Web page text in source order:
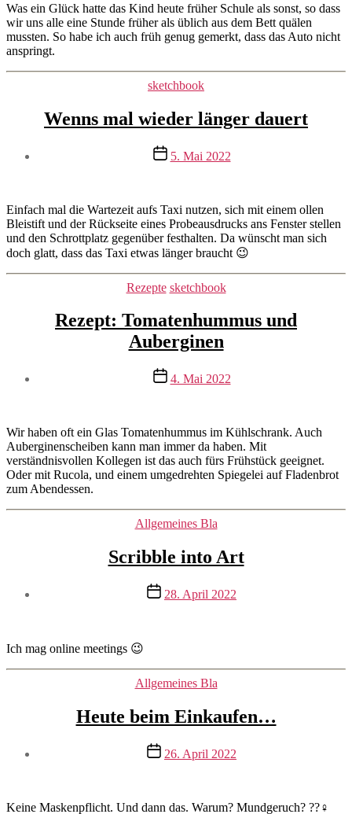
Was ein Glück hatte das Kind heute früher Schule als sonst, so dass
wir uns alle eine Stunde früher als üblich aus dem Bett quälen
mussten. So habe ich auch früh genug gemerkt, dass das Auto nicht
anspringt.
Kategorien
sketchbook
Wenns mal wieder länger dauert
Veröffentlichungsdatum
5. Mai 2022
Einfach mal die Wartezeit aufs Taxi nutzen, sich mit einem ollen
Bleistift und der Rückseite eines Probeausdrucks ans Fenster stellen
und den Schrottplatz gegenüber festhalten. Da wünscht man sich
doch glatt, dass das Taxi etwas länger braucht 😉
Kategorien
Rezepte sketchbook
Rezept: Tomatenhummus und
Auberginen
Veröffentlichungsdatum
4. Mai 2022
Wir haben oft ein Glas Tomatenhummus im Kühlschrank. Auch
Auberginenscheiben kann man immer da haben. Mit
verständnisvollen Kollegen ist das auch fürs Frühstück geeignet.
Oder mit Rucola, und einem umgedrehten Spiegelei auf Fladenbrot
zum Abendessen.
Kategorien
Allgemeines Bla
Scribble into Art
Veröffentlichungsdatum
28. April 2022
Ich mag online meetings 😉
Kategorien
Allgemeines Bla
Heute beim Einkaufen…
Veröffentlichungsdatum
26. April 2022
Keine Maskenpflicht. Und dann das. Warum? Mundgeruch? ??‍♀️